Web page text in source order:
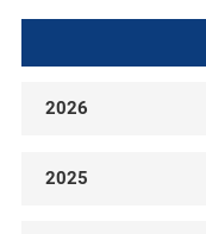
2026
2025